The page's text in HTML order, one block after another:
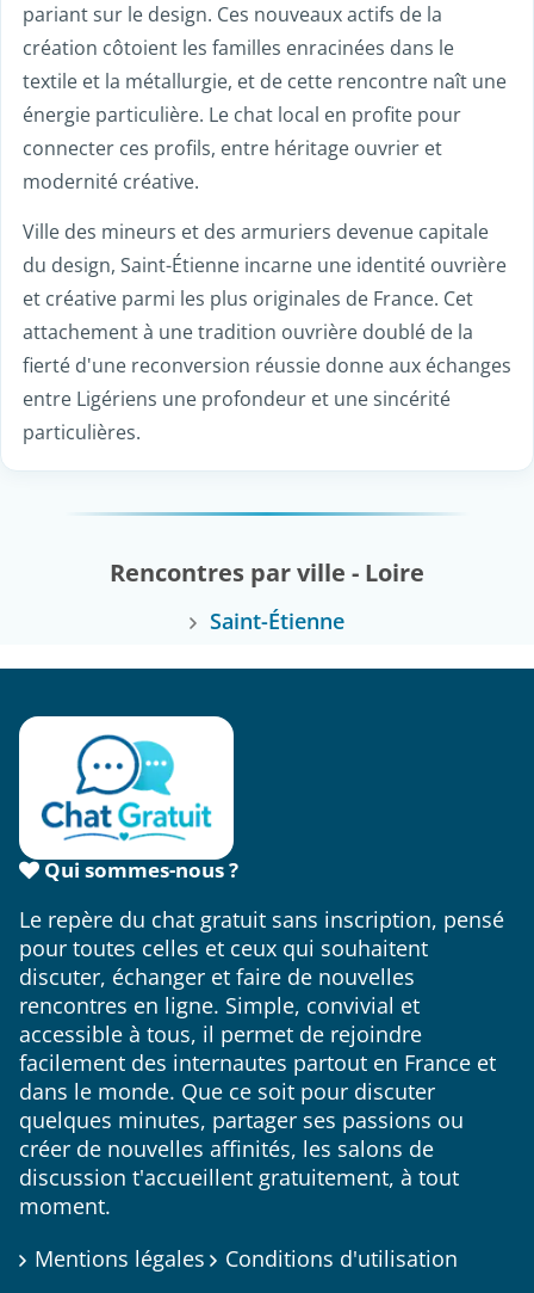
pariant sur le design. Ces nouveaux actifs de la
création côtoient les familles enracinées dans le
textile et la métallurgie, et de cette rencontre naît une
énergie particulière. Le chat local en profite pour
connecter ces profils, entre héritage ouvrier et
modernité créative.
Ville des mineurs et des armuriers devenue capitale
du design, Saint-Étienne incarne une identité ouvrière
et créative parmi les plus originales de France. Cet
attachement à une tradition ouvrière doublé de la
fierté d'une reconversion réussie donne aux échanges
entre Ligériens une profondeur et une sincérité
particulières.
Rencontres par ville - Loire
Saint-Étienne
Qui sommes-nous ?
Le repère du chat gratuit sans inscription, pensé
pour toutes celles et ceux qui souhaitent
discuter, échanger et faire de nouvelles
rencontres en ligne. Simple, convivial et
accessible à tous, il permet de rejoindre
facilement des internautes partout en France et
dans le monde. Que ce soit pour discuter
quelques minutes, partager ses passions ou
créer de nouvelles affinités, les salons de
discussion t'accueillent gratuitement, à tout
moment.
Mentions légales
Conditions d'utilisation